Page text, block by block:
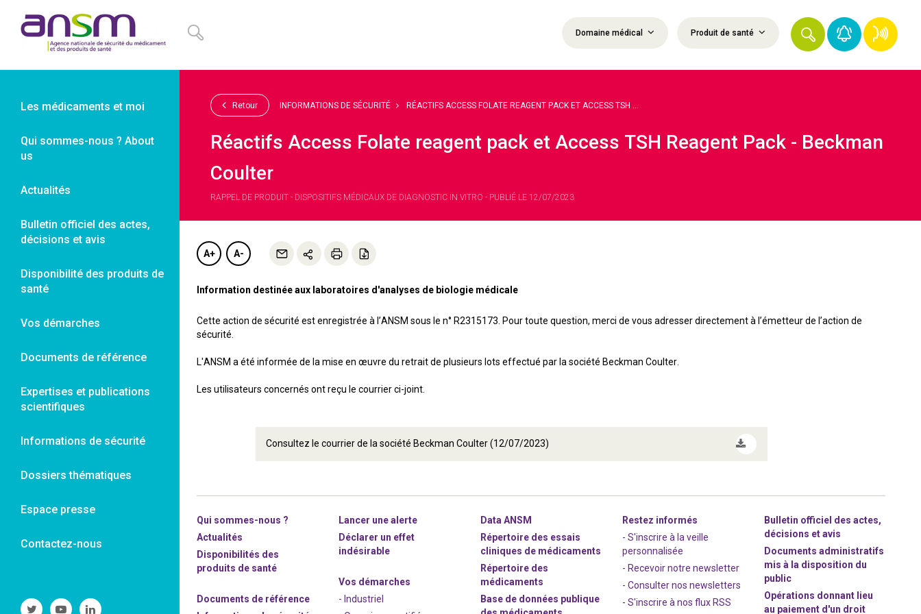
Domaine médical Produit de santé
Les médicaments et moi
Qui sommes-nous ? About
us
Actualités
Bulletin officiel des actes,
décisions et avis
Disponibilité des produits de
santé
Vos démarches
Documents de référence
Expertises et publications
scientifiques
Informations de sécurité
Dossiers thématiques
Espace presse
Contactez-nous
SuivreSuivreSuivre
Retour INFORMATIONS DE SÉCURITÉ RÉACTIFS ACCESS FOLATE REAGENT PACK ET ACCESS TSH ...
Réactifs Access Folate reagent pack et Access TSH Reagent Pack - Beckman
Coulter
RAPPEL DE PRODUIT - DISPOSITIFS MÉDICAUX DE DIAGNOSTIC IN VITRO - PUBLIÉ LE 12/07/2023
A+ A-
Information destinée aux laboratoires d'analyses de biologie médicale
Cette action de sécurité est enregistrée à l’ANSM sous le n° R2315173. Pour toute question, merci de vous adresser directement à l’émetteur de l’action de
sécurité.
L'ANSM a été informée de la mise en œuvre du retrait de plusieurs lots effectué par la société Beckman Coulter.
Les utilisateurs concernés ont reçu le courrier ci-joint.
Consultez le courrier de la société Beckman Coulter (12/07/2023)
Qui sommes-nous ?
Actualités
Disponibilités des
produits de santé
Documents de référence
Lancer une alerte
Déclarer un effet
indésirable
Vos démarches
- Industriel
Data ANSM
Répertoire des essais
cliniques de médicaments
Répertoire des
médicaments
Base de données publique
Restez informés
- S'inscrire à la veille
personnalisée
- Recevoir notre newsletter
- Consulter nos newsletters
-S'inscrire à nos flux RSS
Bulletin officiel des actes,
décisions et avis
Documents administratifs
mis à la disposition du
public
Opérations donnant lieu
au paiement d'un droit